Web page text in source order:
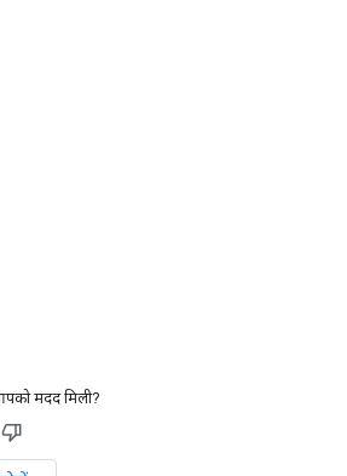
मदद मिली?